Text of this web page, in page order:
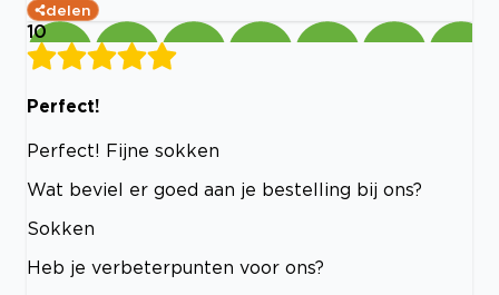
delen
10
Perfect!
Perfect! Fijne sokken
Wat beviel er goed aan je bestelling bij ons?
Sokken
Heb je verbeterpunten voor ons?